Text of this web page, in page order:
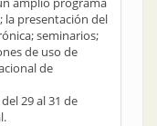
la presentación del
seminarios;
de uso de
de
29 al 31 de